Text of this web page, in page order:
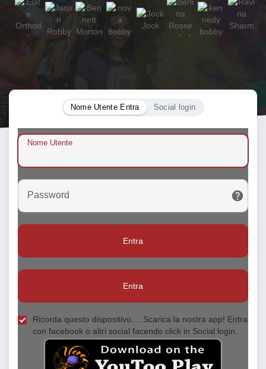
Nome Utente Entra Social login
Nome Utente
Password
Entra
Entra
Ricorda questo dispositivo.... Scarica la nostra app! Entra
con facebook o altri social facendo click in Social login.